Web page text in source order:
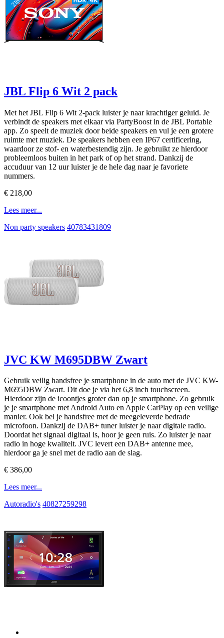
JBL Flip 6 Wit 2 pack
Met het JBL Flip 6 Wit 2-pack luister je naar krachtiger geluid. Je
verbindt de speakers met elkaar via PartyBoost in de JBL Portable
app. Zo speelt de muziek door beide speakers en vul je een grotere
ruimte met muziek. De speakers hebben een IP67 certificering,
waardoor ze stof- en waterbestendig zijn. Je gebruikt ze hierdoor
probleemloos buiten in het park of op het strand. Dankzij de
accuduur van 12 uur luister je de hele dag naar je favoriete
nummers.
€ 218,00
Lees meer...
Non party speakers 40783431809
JVC KW M695DBW Zwart
Gebruik veilig handsfree je smartphone in de auto met de JVC KW-
M695DBW Zwart. Dit doe je via het 6,8 inch touchscreen.
Hierdoor zijn de icoontjes groter dan op je smartphone. Zo gebruik
je je smartphone met Android Auto en Apple CarPlay op een veilige
manier. Ook bel je handsfree met de meegeleverde bedrade
microfoon. Dankzij de DAB+ tuner luister je naar digitale radio.
Doordat het signaal digitaal is, hoor je geen ruis. Zo luister je naar
radio in hoge kwaliteit. JVC levert een DAB+ antenne mee,
hierdoor ga je snel met de radio aan de slag.
€ 386,00
Lees meer...
Autoradio's 40827259298